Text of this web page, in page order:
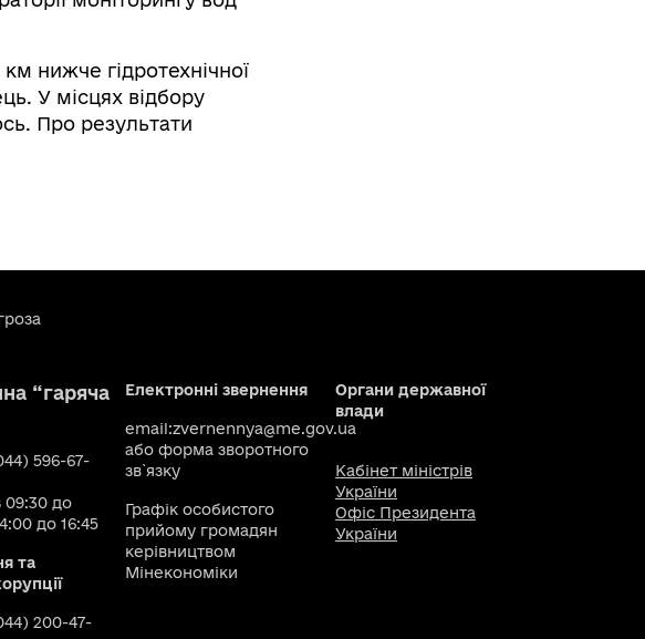
нижче гідротехнічної
У місцях відбору
Про результати
“гаряча
596-67-
до
до 16:45
та
200-47-
Електронні звернення
email:zvernennya@me.gov.ua
або форма зворотного
зв`язку
Графік особистого
прийому громадян
керівництвом
Мінекономіки
Органи державної
влади
Кабінет міністрів
України
Офіс Президента
України